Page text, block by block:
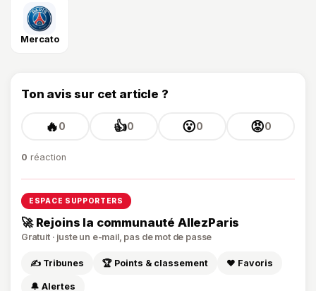
Mercato
Ton avis sur cet article ?
🔥0 👍0 😮0 😡0
0 réaction
ESPACE SUPPORTERS
🚀 Rejoins la communauté AllezParis
Gratuit · juste un e-mail, pas de mot de passe
✍️ Tribunes 🏆 Points & classement ❤️ Favoris
🔔 Alertes